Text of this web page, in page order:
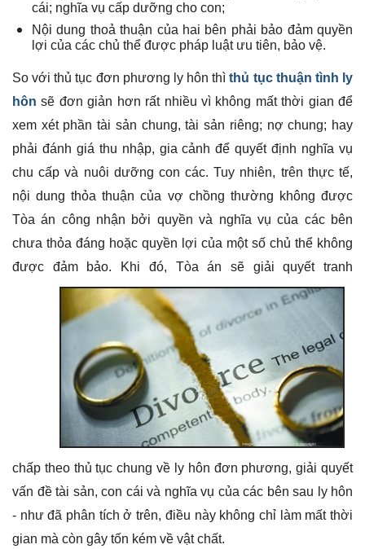
cái; nghĩa vụ cấp dưỡng cho con;
Nội dung thoả thuận của hai bên phải bảo đảm quyền
lợi của các chủ thể được pháp luật ưu tiên, bảo vệ.
So với thủ tục đơn phương ly hôn thìthủ tục thuận tình ly
hôn sẽ đơn giản hơn rất nhiều vì không mất thời gian để
xem xét phần tài sản chung, tài sản riêng; nợ chung; hay
phải đánh giá thu nhập, gia cảnh để quyết định nghĩa vụ
chu cấp và nuôi dưỡng con các. Tuy nhiên, trên thực tế,
nội dung thỏa thuận của vợ chồng thường không được
Tòa án công nhận bởi quyền và nghĩa vụ của các bên
chưa thỏa đáng hoặc quyền lợi của một số chủ thể không
được đảm bảo.
Khi đó, Tòa án sẽ giải quyết tranh
chấp theo thủ tục chung về ly hôn đơn phương, giải quyết
vấn đề tài sản, con cái và nghĩa vụ của các bên sau ly hôn
- như đã phân tích ở trên, điều này không chỉ làm mất thời
gian mà còn gây tốn kém về vật chất.